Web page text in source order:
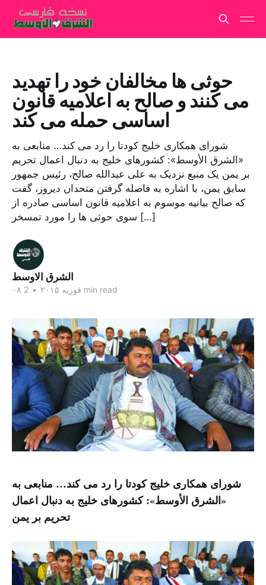
حوثی ها مخالفان خود را تهدید
می کنند و صالح به اعلامیه قانون
اساسی حمله می کند
شورای همکاری خلیج کودتا را رد می کند… منابعی به
«الشرق الأوسط»: کشورهای خلیج به دنبال اعمال تحریم
بر یمن یک منبع نزدیک به علی عبدالله صالح، رئیس جمهور
سابق یمن، با اشاره به فاصله گرفتن متحدان دیروز، گفت
که صالح بیانیه موسوم به اعلامیه قانون اساسی صادره از
سوی حوثی ها را مورد تمسخر […]
الشرق الاوسط
۰۸ فوریه ۲۰۱۵ • 2 min read
شورای همکاری خلیج کودتا را رد می کند… منابعی به
«الشرق الأوسط»: کشورهای خلیج به دنبال اعمال
تحریم بر یمن